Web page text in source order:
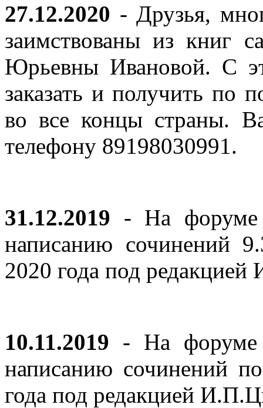
27.12.2020 - Друзья,
заимствованы из книг
Юрьевны Ивановой. С
заказать и получить по
во все концы страны.
телефону 89198030991.
31.12.2019 - На форуме
написанию сочинений
2020 года под
10.11.2019 - На форуме
написанию сочинений
года под редакцией